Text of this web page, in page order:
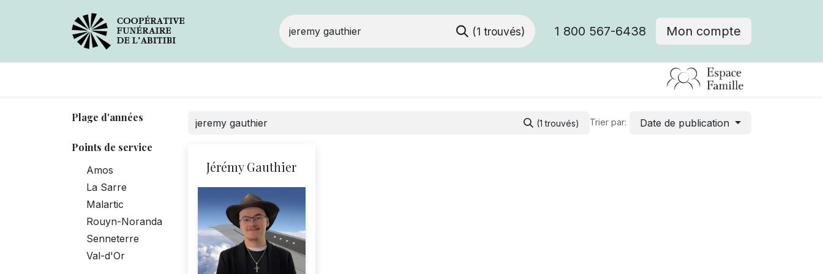
(1 trouvés) 1 800 567-6438 Mon compte
Plage d'années
Points de service
Amos
La Sarre
Malartic
Rouyn-Noranda
Senneterre
Val-d'Or
(1 trouvés) Trier par: Date de publication
Jérémy Gauthier